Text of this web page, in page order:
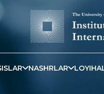
NASHRLAR